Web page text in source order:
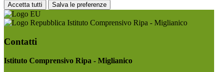
Accetta tutti Salva le preferenze
Istituto Comprensivo Ripa - Miglianico
Contatti
Istituto Comprensivo Ripa - Miglianico